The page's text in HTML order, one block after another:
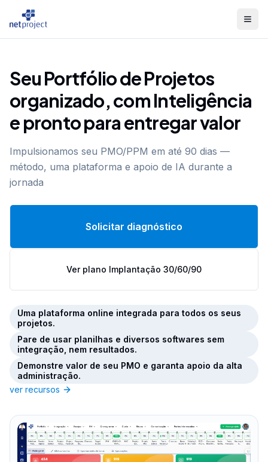
NetProject
Seu Portfólio de Projetos
organizado, com Inteligência
e pronto para entregar valor
Impulsionamos seu PMO/PPM em até 90 dias —
método, uma plataforma e apoio de IA durante a
jornada
Solicitar diagnóstico
Ver plano Implantação 30/60/90
Uma plataforma online integrada para todos os seus
projetos.
Pare de usar planilhas e diversos softwares sem
integração, nem resultados.
Demonstre valor de seu PMO e garanta apoio da alta
administração.
ver recursos